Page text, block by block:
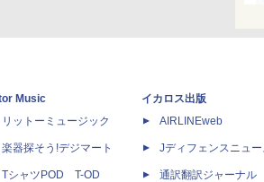
Music
リットーミュージック
楽器探そう!デジマート
TシャツPOD T-OD
イカロス出版
AIRLINEweb
Jディフェンスニュー
通訳翻訳ジャーナル